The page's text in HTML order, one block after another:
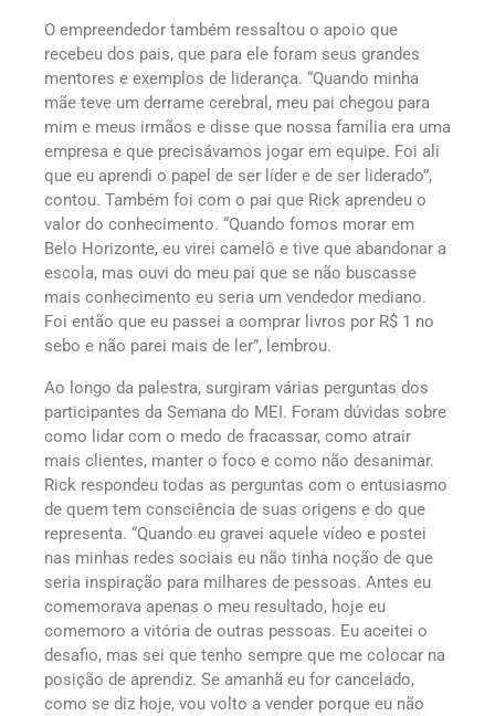
O empreendedor também ressaltou o apoio que
recebeu dos pais, que para ele foram seus grandes
mentores e exemplos de liderança. “Quando minha
mãe teve um derrame cerebral, meu pai chegou para
mim e meus irmãos e disse que nossa família era uma
empresa e que precisávamos jogar em equipe. Foi ali
que eu aprendi o papel de ser líder e de ser liderado”,
contou. Também foi com o pai que Rick aprendeu o
valor do conhecimento. “Quando fomos morar em
Belo Horizonte, eu virei camelô e tive que abandonar a
escola, mas ouvi do meu pai que se não buscasse
mais conhecimento eu seria um vendedor mediano.
Foi então que eu passei a comprar livros por R$ 1 no
sebo e não parei mais de ler”, lembrou.
Ao longo da palestra, surgiram várias perguntas dos
participantes da Semana do MEI. Foram dúvidas sobre
como lidar com o medo de fracassar, como atrair
mais clientes, manter o foco e como não desanimar.
Rick respondeu todas as perguntas com o entusiasmo
de quem tem consciência de suas origens e do que
representa. “Quando eu gravei aquele vídeo e postei
nas minhas redes sociais eu não tinha noção de que
seria inspiração para milhares de pessoas. Antes eu
comemorava apenas o meu resultado, hoje eu
comemoro a vitória de outras pessoas. Eu aceitei o
desafio, mas sei que tenho sempre que me colocar na
posição de aprendiz. Se amanhã eu for cancelado,
como se diz hoje, vou volto a vender porque eu não